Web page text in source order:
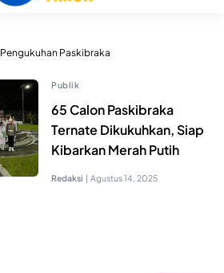
Pengukuhan Paskibraka
Publik
65 Calon Paskibraka
Ternate Dikukuhkan, Siap
Kibarkan Merah Putih
Redaksi | Agustus 14, 2025